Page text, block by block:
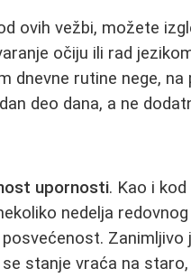
ovih vežbi, možete
očiju ili rad
dnevne rutine nege,
deo dana, a ne
upornosti. Kao i
nedelja
Zanimljivo
stanje vraća na